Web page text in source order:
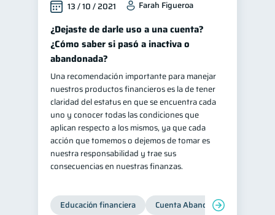
13 / 10 / 2021 Farah Figueroa
¿Dejaste de darle uso a una cuenta?
¿Cómo saber si pasó a inactiva o
abandonada?
Una recomendación importante para manejar
nuestros productos financieros es la de tener
claridad del estatus en que se encuentra cada
uno y conocer todas las condiciones que
aplican respecto a los mismos, ya que cada
acción que tomemos o dejemos de tomar es
nuestra responsabilidad y trae sus
consecuencias en nuestras finanzas.
Educación financiera Cuenta Abandonada